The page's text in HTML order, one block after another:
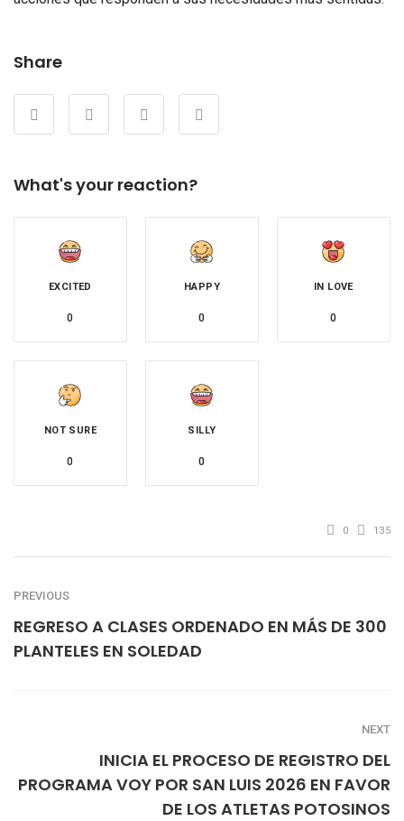
Share
What's your reaction?
EXCITED
0
HAPPY
0
IN LOVE
0
NOT SURE
0
SILLY
0
0 135
PREVIOUS
REGRESO A CLASES ORDENADO EN MÁS DE 300
PLANTELES EN SOLEDAD
NEXT
INICIA EL PROCESO DE REGISTRO DEL
PROGRAMA VOY POR SAN LUIS 2026 EN FAVOR
DE LOS ATLETAS POTOSINOS